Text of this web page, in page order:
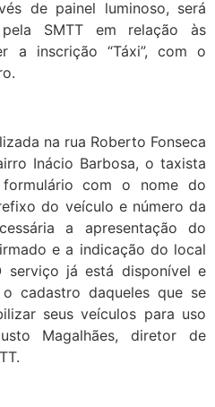
de painel luminoso, será
pela SMTT em relação às
a inscrição “Táxi”, com o
na rua Roberto Fonseca
Inácio Barbosa, o taxista
formulário com o nome do
do veículo e número da
a apresentação do
e a indicação do local
serviço já está disponível e
cadastro daqueles que se
seus veículos para uso
Magalhães, diretor de